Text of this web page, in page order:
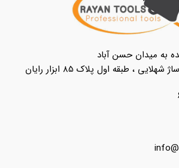
به میدان حسن آباد
، طبقه اول پلاک 85 ابزار رایان